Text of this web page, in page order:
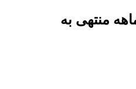
های مالی 12 ماهه منتهی به